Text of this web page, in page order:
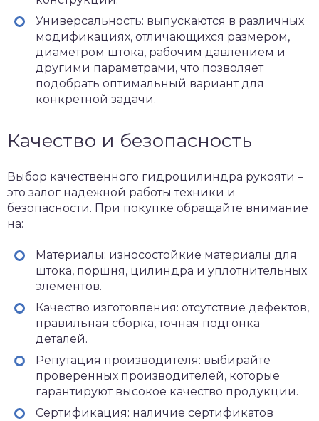
Универсальность: выпускаются в различных
модификациях, отличающихся размером,
диаметром штока, рабочим давлением и
другими параметрами, что позволяет
подобрать оптимальный вариант для
конкретной задачи.
Качество и безопасность
Выбор качественного гидроцилиндра рукояти –
это залог надежной работы техники и
безопасности. При покупке обращайте внимание
на:
Материалы: износостойкие материалы для
штока, поршня, цилиндра и уплотнительных
элементов.
Качество изготовления: отсутствие дефектов,
правильная сборка, точная подгонка
деталей.
Репутация производителя: выбирайте
проверенных производителей, которые
гарантируют высокое качество продукции.
Сертификация: наличие сертификатов